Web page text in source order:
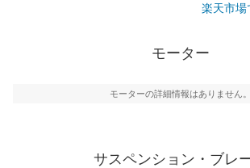
楽天市場
モーター
モーターの詳細情報はありません。
サスペンション・ブレ